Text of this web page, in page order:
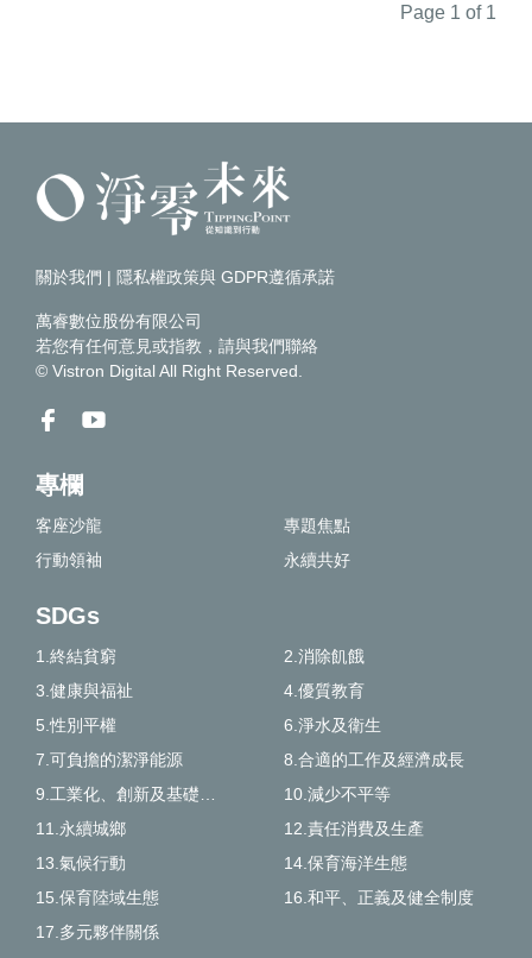
Page 1 of 1
關於我們 | 隱私權政策與 GDPR遵循承諾
萬睿數位股份有限公司
若您有任何意見或指教，請與我們聯絡
© Vistron Digital All Right Reserved.
專欄
客座沙龍
專題焦點
行動領袖
永續共好
SDGs
1.終結貧窮
2.消除飢餓
3.健康與福祉
4.優質教育
5.性別平權
6.淨水及衛生
7.可負擔的潔淨能源
8.合適的工作及經濟成長
10.減少不平等
11.永續城鄉
12.責任消費及生產
13.氣候行動
14.保育海洋生態
15.保育陸域生態
16.和平、正義及健全制度
17.多元夥伴關係